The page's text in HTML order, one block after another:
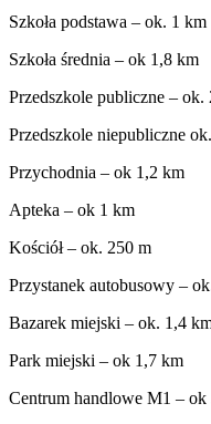
Szkoła podstawa – ok. 1 km
Szkoła średnia – ok 1,8 km
Przedszkole publiczne – ok.
Przedszkole niepubliczne
Przychodnia – ok 1,2 km
Apteka – ok 1 km
Kościół – ok. 250 m
Przystanek autobusowy –
Bazarek miejski – ok. 1,4
Park miejski – ok 1,7 km
Centrum handlowe M1 – ok